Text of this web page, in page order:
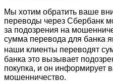
Мы хотим обратить ваше
переводы через Сбербанк
за подозрения на
сумма перевода для банка
наши клиенты переводят
банка это вызывает
покупка, и он информирует
мошенничество.